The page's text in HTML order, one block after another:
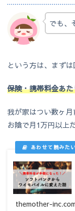
でも、
という方は、まず
保険・携帯料金あ
我が家はつい数ヶ月
お陰で月1万円以上
themother-